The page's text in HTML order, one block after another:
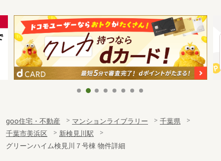
goo住宅・不動産 マンションライブラリー
千葉県
千葉市美浜区
新検見川駅
グリーンハイム検見川７号棟 物件詳細